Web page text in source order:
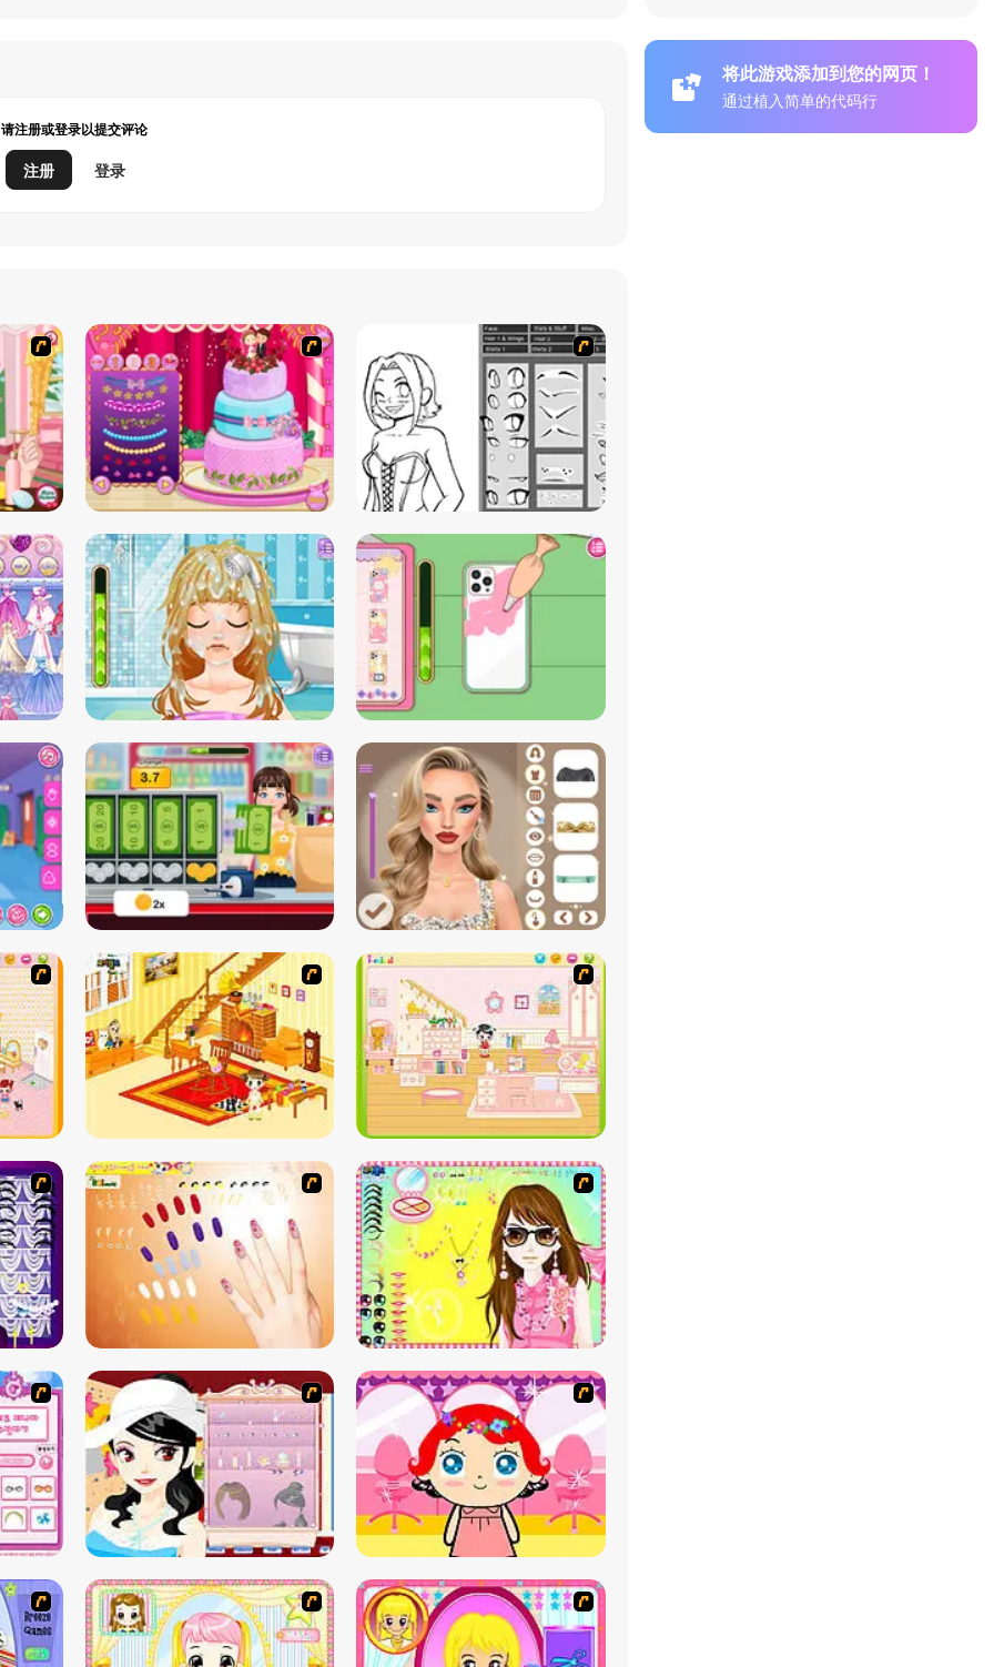
请注册或登录以提交评论
注册 登录
将此游戏添加到您的网页！
通过植入简单的代码行